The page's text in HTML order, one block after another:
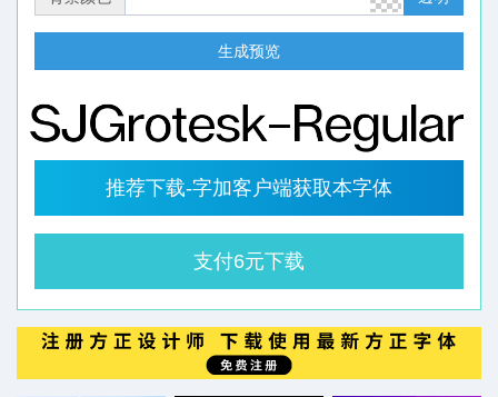
生成预览
推荐下载-字加客户端获取本字体
支付6元下载